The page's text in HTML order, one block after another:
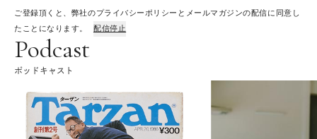
ご登録頂くと、弊社のプライバシーポリシーとメールマガジンの配信に同意し
たことになります。
配信停止
Podcast
ポッドキャスト